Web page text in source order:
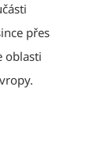
přes
oblasti